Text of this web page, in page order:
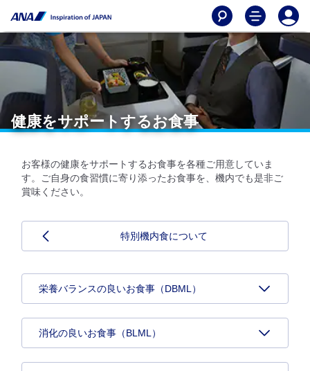
健康をサポートするお食事
お客様の健康をサポートするお食事を各種ご用意していま
す。ご自身の食習慣に寄り添ったお食事を、機内でも是非ご
賞味ください。
特別機内食について
栄養バランスの良いお食事（DBML）
消化の良いお食事（BLML）